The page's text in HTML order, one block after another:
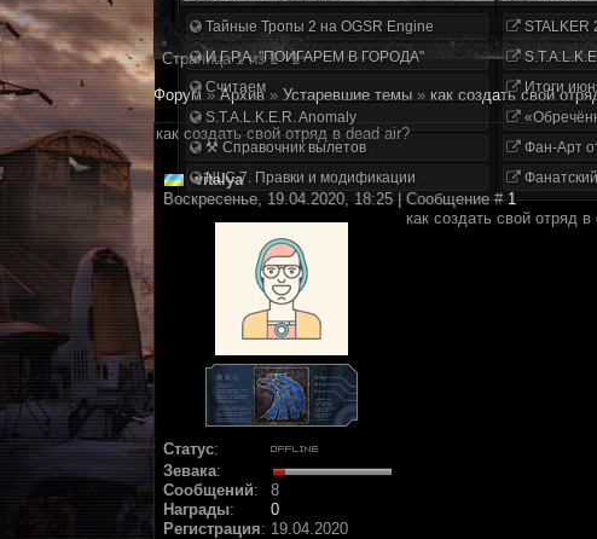
Тайные Тропы 2 на OGSR Engine
И.Г.Р.А. "ПОИГАРЕМ В ГОРОДА"
Считаем
S.T.A.L.K.E.R. Anomaly
⚒ Справочник вылетов
NLC 7. Правки и модификации
STALKER
Итоги
Фан-Арт
Страница1из1 1
Форум » Архив » Устаревшие темы » как создать свой
как создать свой отряд в dead air?
vitalya
Воскресенье, 19.04.2020, 18:25 | Сообщение #1
Статус:
Зевака:
Сообщений:
8
Награды:
0
Регистрация: 19.04.2020
как создать свой отряд в